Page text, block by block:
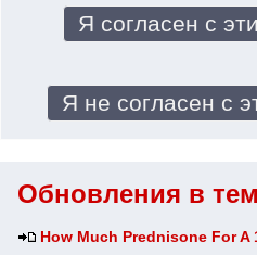
Обновления в
How Much Prednisone For